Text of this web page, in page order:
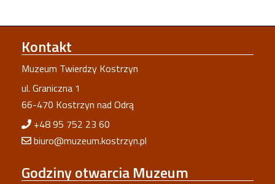
Kontakt
Muzeum Twierdzy Kostrzyn
ul. Graniczna 1
66-470 Kostrzyn nad Odrą
+48 95 752 23 60
biuro@muzeum.kostrzyn.pl
Godzinyotwarcia Muzeum